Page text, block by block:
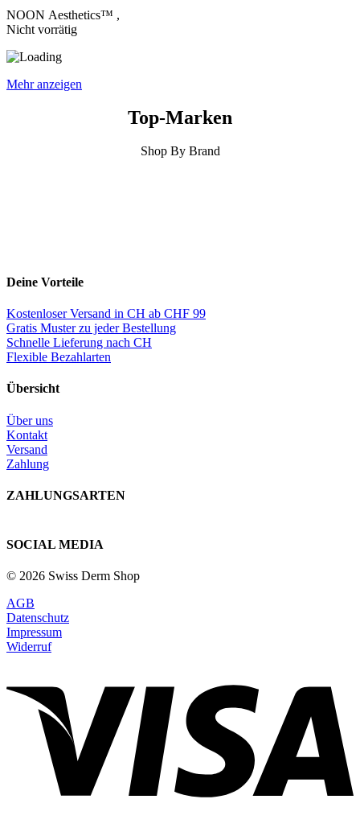
NOON Aesthetics™ ,
Nicht vorrätig
Mehr anzeigen
Top-Marken
Shop By Brand
Deine Vorteile
Kostenloser Versand in CH ab CHF 99
Gratis Muster zu jeder Bestellung
Schnelle Lieferung nach CH
Flexible Bezahlarten
Übersicht
Über uns
Kontakt
Versand
Zahlung
ZAHLUNGSARTEN
SOCIAL MEDIA
© 2026 Swiss Derm Shop
AGB
Datenschutz
Impressum
Widerruf